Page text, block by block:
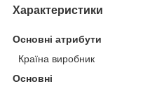
Характеристики
Основні атрибути
Країна виробник
Основні